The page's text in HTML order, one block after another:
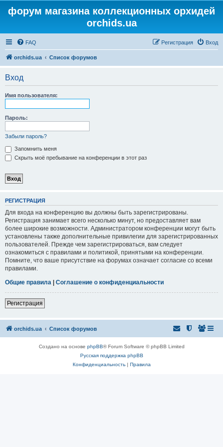
форум магазина коллекционных орхидей
orchids.ua
FAQ Вход
Регистрация
orchids.ua Список форумов
Вход
Имя пользователя:
Пароль:
Забыли пароль?
Запомнить меня
Скрыть моё пребывание на конференции в этот раз
РЕГИСТРАЦИЯ
Для входа на конференцию вы должны быть зарегистрированы.
Регистрация занимает всего несколько минут, но предоставляет вам
более широкие возможности. Администратором конференции могут быть
установлены также дополнительные привилегии для зарегистрированных
пользователей. Прежде чем зарегистрироваться, вам следует
ознакомиться с правилами и политикой, принятыми на конференции.
Помните, что ваше присутствие на форумах означает согласие со всеми
правилами.
Общие правила | Соглашение о конфиденциальности
Регистрация
orchids.ua Список форумов
Создано на основе phpBB® Forum Software © phpBB Limited
Русская поддержка phpBB
Конфиденциальность| Правила